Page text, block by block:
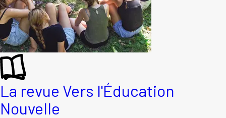
La revue Vers l'Éducation
Nouvelle